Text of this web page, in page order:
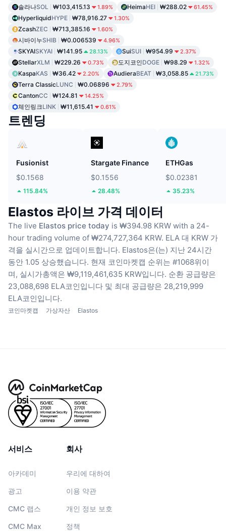
솔라나SOL ₩103,415.13 1.89% HeimaHEI ₩288.02 61.45%
HyperliquidHYPE ₩78,916.27 1.30%
ZcashZEC ₩713,385.16 1.60%
시바이누SHIB ₩0.006539 4.96%
SKYAISKYAI ₩141.95 28.13% SuiSUI ₩954.99 2.37%
StellarXLM ₩229.26 0.73% 도지코인DOGE ₩98.29 1.32%
KaspaKAS ₩36.42 2.20% AudieraBEAT ₩3,058.85 21.73%
Terra ClassicLUNC ₩0.06896 2.79%
CantonCC ₩124.81 14.25%
체인링크 LINK ₩11,615.41 0.61%
트렌딩
Fusionist
$0.1568
115.84%
Stargate Finance
$0.1556
28.48%
ETHGas
$0.02381
35.23%
Elastos 라이브 가격 데이터
The live Elastos price today is ₩394.98 KRW with a 24-
hour trading volume of ₩274,727,364 KRW. ELA 대 KRW 가
격을 실시간으로 업데이트합니다. Elastos은(는) 지난 24시간
동안 1.05 상승했습니다. 현재 코인마켓캡 순위는 #1068위이
며, 실시가총액은 ₩9,119,461,635 KRW입니다. 순환 공급량은
23,088,698 ELA코인입니다 및 최대 공급량은 28,219,999
ELA코인입니다.
코인마켓캡 가상자산 Elastos
서비스
아카데미
광고
CMC 랩스
CMC Max
회사
우리에 대하여
이용 약관
개인 정보 보호
정책